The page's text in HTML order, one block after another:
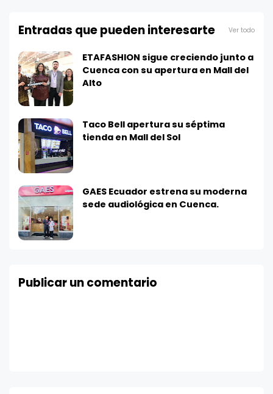
Entradas que pueden interesarte Ver todo
ETAFASHION sigue creciendo junto a
Cuenca con su apertura en Mall del
Alto
Taco Bell apertura su séptima
tienda en Mall del Sol
GAES Ecuador estrena su moderna
sede audiológica en Cuenca.
Publicar un comentario